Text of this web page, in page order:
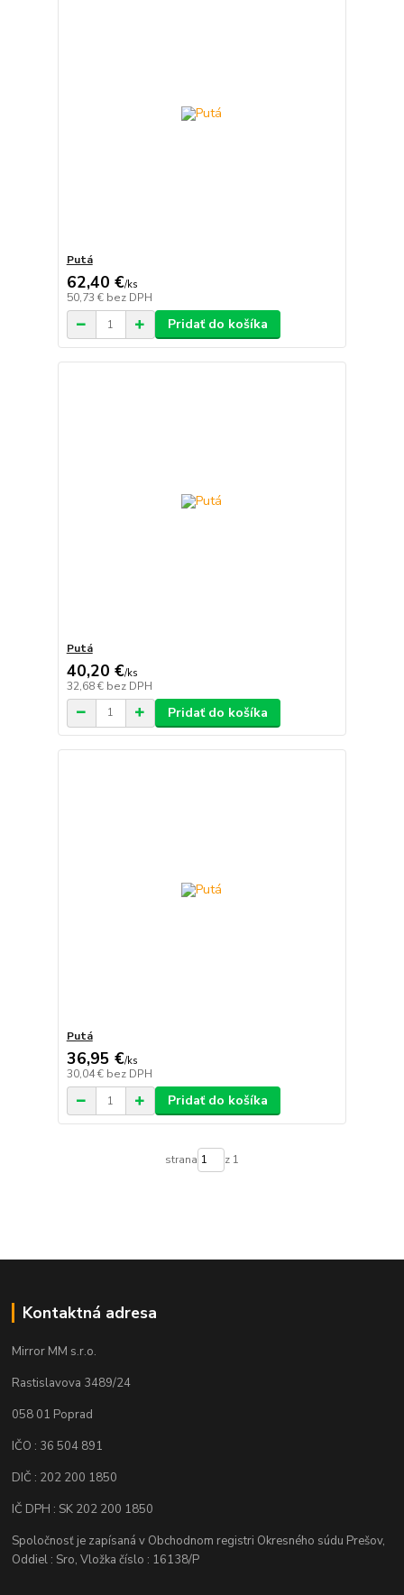
Putá
62,40 €/ks
50,73 € bez DPH
Pridať do košíka
Putá
40,20 €/ks
32,68 € bez DPH
Pridať do košíka
Putá
36,95 €/ks
30,04 € bez DPH
Pridať do košíka
strana z 1
Kontaktná adresa
Mirror MM s.r.o.
Rastislavova 3489/24
058 01 Poprad
IČO : 36 504 891
DIČ : 202 200 1850
IČ DPH : SK 202 200 1850
Spoločnosť je zapísaná v Obchodnom registri Okresného súdu Prešov,
Oddiel : Sro, Vložka číslo : 16138/P